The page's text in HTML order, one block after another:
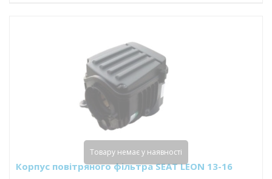
Корпус повітряного фільтра SEAT LEON 13-16
Товару немає у наявності